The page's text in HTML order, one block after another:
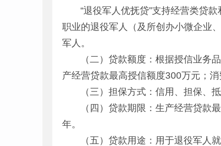
“退役军人优抚贷”支持经营类贷
职业的退役军人（及所创办小微企业
军人。
（二）贷款额度：根据授信业务
产经营贷款最高授信额度300万元；
（三）担保方式：信用、担保、
（四）贷款期限：生产经营贷款
年。
（五）贷款用途：用于退役军人